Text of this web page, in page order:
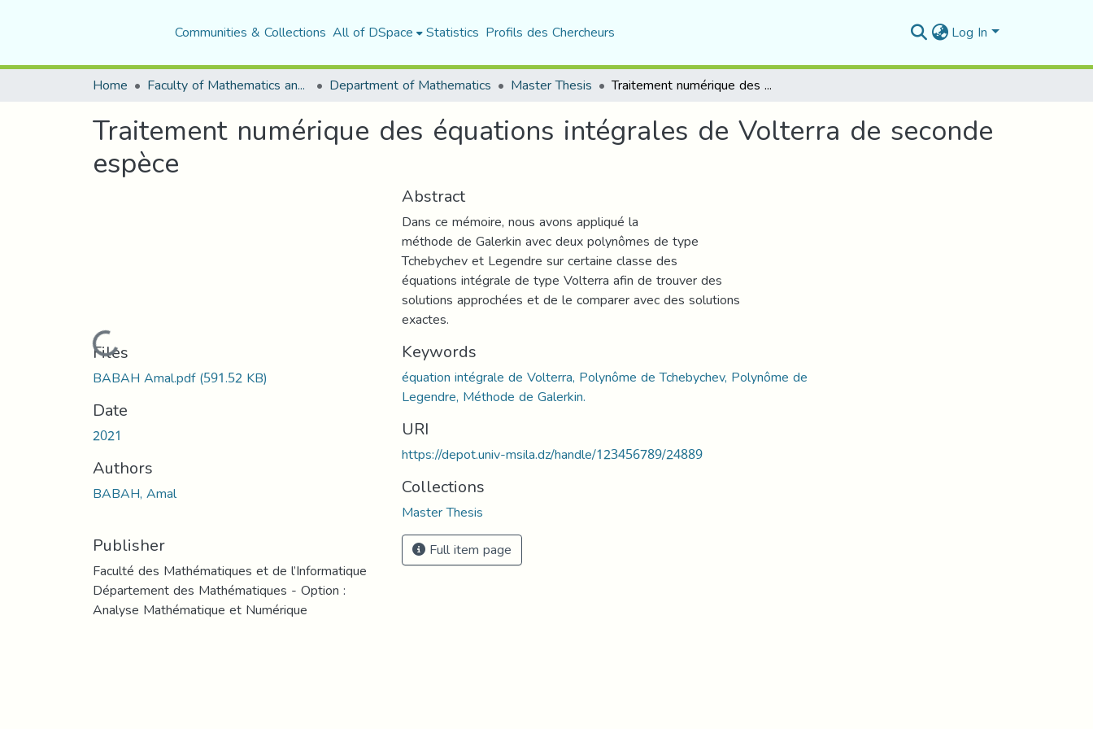
Communities & Collections All of DSpace Statistics Profils des Chercheurs Log In
Home Faculty of Mathematics and Computer Science Department of Mathematics Master Thesis Traitement numérique des équations intégrales de Volterra de seconde espèce
Traitement numérique des équations intégrales de Volterra de seconde
espèce
Loading...
Files
BABAH Amal.pdf(591.52 KB)
Date
2021
Authors
BABAH, Amal
Publisher
Faculté des Mathématiques et de l’Informatique
Département des Mathématiques - Option :
Analyse Mathématique et Numérique
Abstract
Dans ce mémoire, nous avons appliqué la
méthode de Galerkin avec deux polynômes de type
Tchebychev et Legendre sur certaine classe des
équations intégrale de type Volterra afin de trouver des
solutions approchées et de le comparer avec des solutions
exactes.
Keywords
équation intégrale de Volterra, Polynôme de Tchebychev, Polynôme de
Legendre, Méthode de Galerkin.
URI
https://depot.univ-msila.dz/handle/123456789/24889
Collections
Master Thesis
Full item page